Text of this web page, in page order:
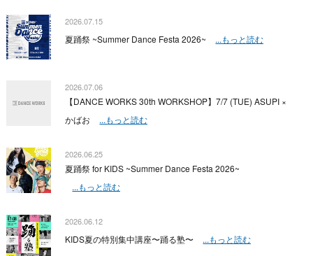
2026.07.15
夏踊祭 ~Summer Dance Festa 2026~ ...もっと読む
2026.07.06
【DANCE WORKS 30th WORKSHOP】7/7 (TUE) ASUPI ×
かばお
...もっと読む
2026.06.25
夏踊祭 for KIDS ~Summer Dance Festa 2026~
...もっと読む
2026.06.12
KIDS夏の特別集中講座〜踊る塾〜 ...もっと読む